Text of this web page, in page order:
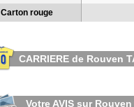
Carton rouge
CARRIERE de Rouven
Votre AVIS sur Rouven